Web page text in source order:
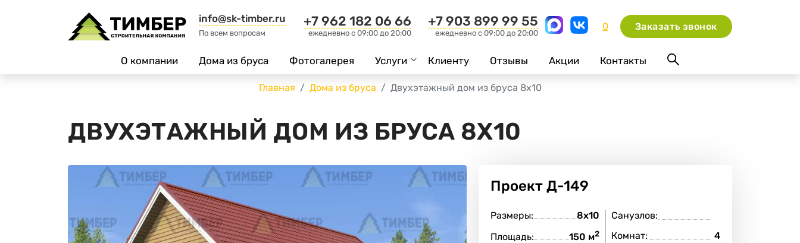
info@sk-timber.ru
По всем вопросам
+7 962 182 06 66
ежедневно c 09:00 до 20:00
+7 903 899 99 55
ежедневно c 09:00 до 20:00
0 Заказать звонок
О компании Дома из бруса Фотогалерея Услуги Клиенту Отзывы Акции Контакты
Главная Дома из бруса Двухэтажный дом из бруса 8х10
ДВУХЭТАЖНЫЙ ДОМ ИЗ БРУСА 8Х10
Проект Д-149
Размеры:
8х10
Площадь:
150 м2
Санузлов:
Комнат:
4